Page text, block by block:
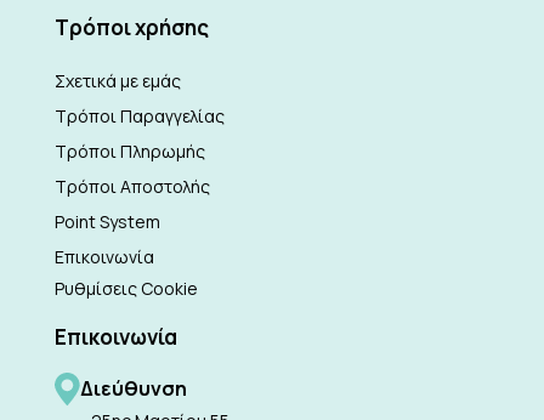
Τρόποι χρήσης
Σχετικά με εμάς
Τρόποι Παραγγελίας
Τρόποι Πληρωμής
Τρόποι Αποστολής
Point System
Επικοινωνία
Ρυθμίσεις Cookie
Επικοινωνία
Διεύθυνση